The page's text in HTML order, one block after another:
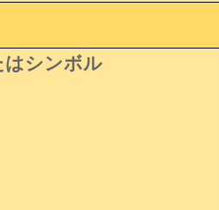
はシンボル